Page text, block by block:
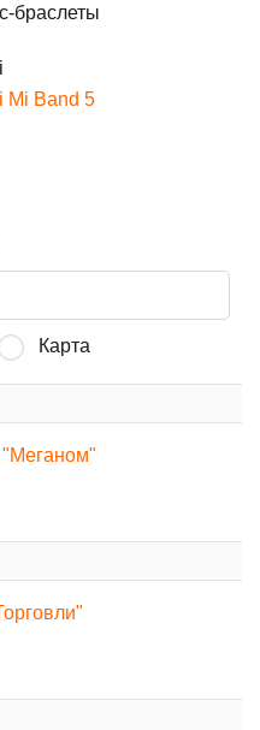
браслеты
Mi Band 5
Карта
"Меганом"